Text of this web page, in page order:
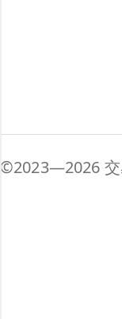
©2023—2026 交